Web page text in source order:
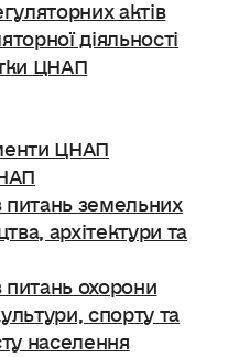
діяльності
ЦНАП
ЦНАП
питань земельних
архітектури та
питань охорони
спорту та
населення